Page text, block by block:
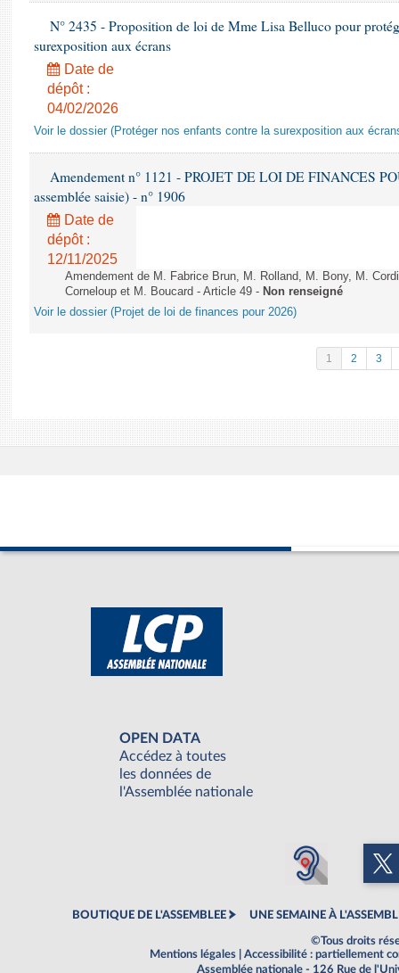
N° 2435 - Proposition de loi de Mme Lisa Belluco pour
surexposition aux écrans
Date de
dépôt :
04/02/2026
Voir le dossier (Protéger nos enfants contre la surexposition aux
Amendement n° 1121 - PROJET DE LOI DE FINANCES
assemblée saisie) - n° 1906
Date de
dépôt :
12/11/2025
Amendement de M. Fabrice Brun, M. Rolland, M. Bony, M.
Corneloup et M. Boucard - Article 49 - Non renseigné
Voir le dossier (Projet de loi de finances pour 2026)
1 2 3
OPEN DATA
Accédez à toutes
les données de
l'Assemblée nationale
BOUTIQUE DE L'ASSEMBLEE UNE SEMAINE À
©Tous droits
Mentions légales
Accessibilité : partiellement
Assemblée nationale - 126 Rue de